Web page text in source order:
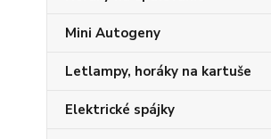
Mini Autogeny
Letlampy, horáky na kartuše
Elektrické spájky